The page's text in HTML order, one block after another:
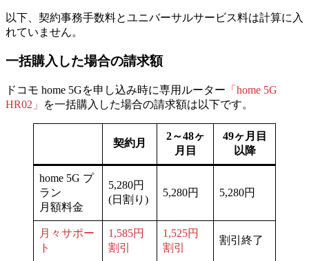
以下、契約事務手数料とユニバーサルサービス料は計算に入
れていません。
一括購入 した場合の請求額
ドコモ home 5Gを申し込み時に専用ルーター 「home 5G
HR02」
を一括購入 した場合の請求額は以下です。
契約月
2～48ヶ
月目
49ヶ月目
以降
home 5G プ
ラン
月額料金
5,280円
(日割り)
5,280円 5,280円
月々サポー
ト
1,585円
割引
1,525円
割引
割引終了